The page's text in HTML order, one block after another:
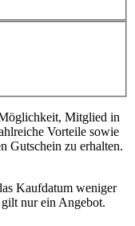
Mitglied in
Vorteile sowie
Gutschein zu erhalten.
Kaufdatum weniger
nur ein Angebot.